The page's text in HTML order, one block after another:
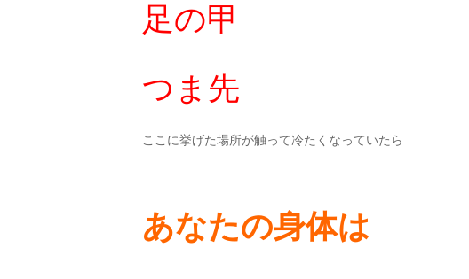
足の甲
つま先
ここに挙げた場所が触って冷たくなっていたら
あなたの身体は